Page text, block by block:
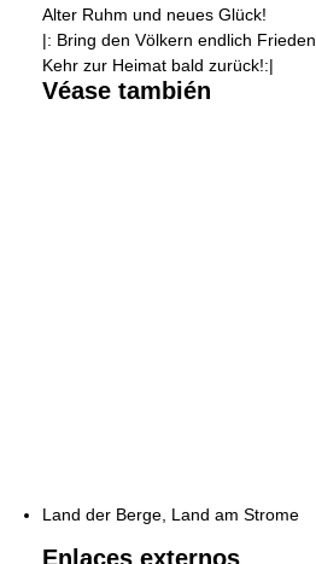
Alter Ruhm und neues Glück!
|: Bring den Völkern endlich Frieden,
Kehr zur Heimat bald zurück!:|
Véase también
Land der Berge, Land am Strome
Enlaces externos